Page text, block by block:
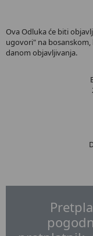
Ova Odluka će biti
ugovori" na
danom objavljivanja.